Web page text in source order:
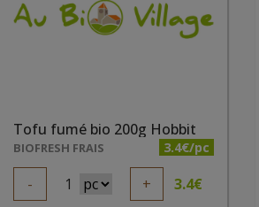
Tofu fumé bio 200g Hobbit
BIOFRESH FRAIS 3.4€/pc
- 1 + 3.4€